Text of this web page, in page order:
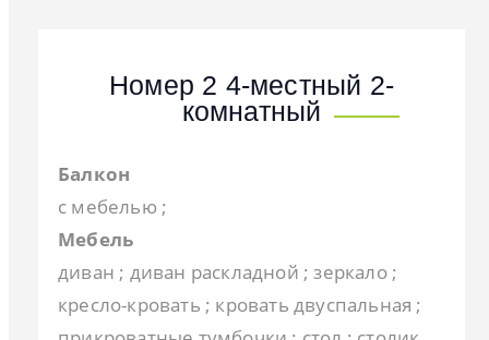
Номер 2 4-местный 2-
комнатный
Балкон
с мебелью ;
Мебель
диван ; диван раскладной ; зеркало ;
кресло-кровать ; кровать двуспальная ;